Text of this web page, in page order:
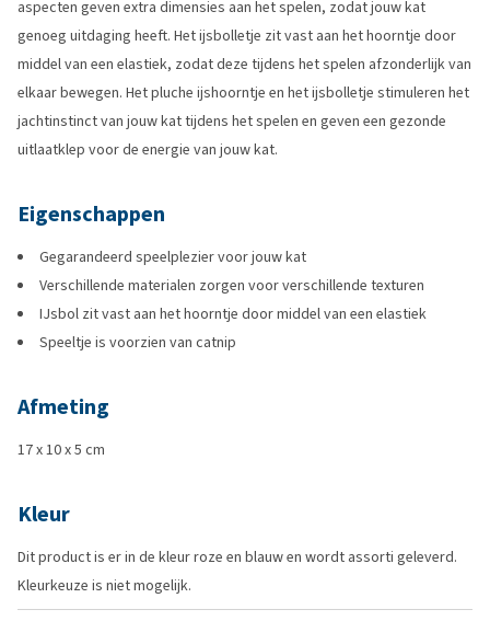
aspecten geven extra dimensies aan het spelen, zodat jouw kat
genoeg uitdaging heeft. Het ijsbolletje zit vast aan het hoorntje door
middel van een elastiek, zodat deze tijdens het spelen afzonderlijk van
elkaar bewegen. Het pluche ijshoorntje en het ijsbolletje stimuleren het
jachtinstinct van jouw kat tijdens het spelen en geven een gezonde
uitlaatklep voor de energie van jouw kat.
Eigenschappen
Gegarandeerd speelplezier voor jouw kat
Verschillende materialen zorgen voor verschillende texturen
IJsbol zit vast aan het hoorntje door middel van een elastiek
Speeltje is voorzien van catnip
Afmeting
17 x 10 x 5 cm
Kleur
Dit product is er in de kleur roze en blauw en wordt assorti geleverd.
Kleurkeuze is niet mogelijk.